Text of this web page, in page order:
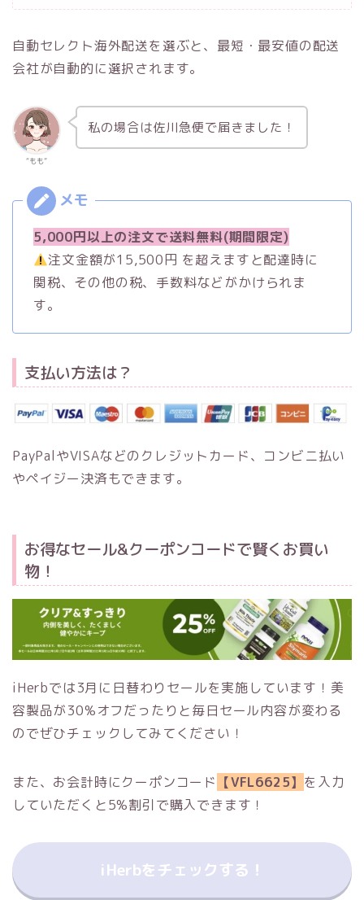
自動セレクト海外配送を選ぶと、最短・最安値の配送
会社が自動的に選択されます。
“もも”
私の場合は佐川急便で届きました！
5,000円以上の注文で送料無料(期間限定)
注文金額が15,500円 を超えますと配達時に
関税、その他の税、手数料などがかけられま
す。
支払い方法は？
PayPalやVISAなどのクレジットカード、コンビニ払い
やペイジー決済もできます。
お得なセール&クーポンコードで賢くお買い
物！
iHerbでは3月に日替わりセールを実施しています！美
容製品が30%オフだったりと毎日セール内容が変わる
のでぜひチェックしてみてください！
また、お会計時にクーポンコード 【VFL6625】 を入力
していただくと5%割引で購入できます！
iHerbをチェックする！